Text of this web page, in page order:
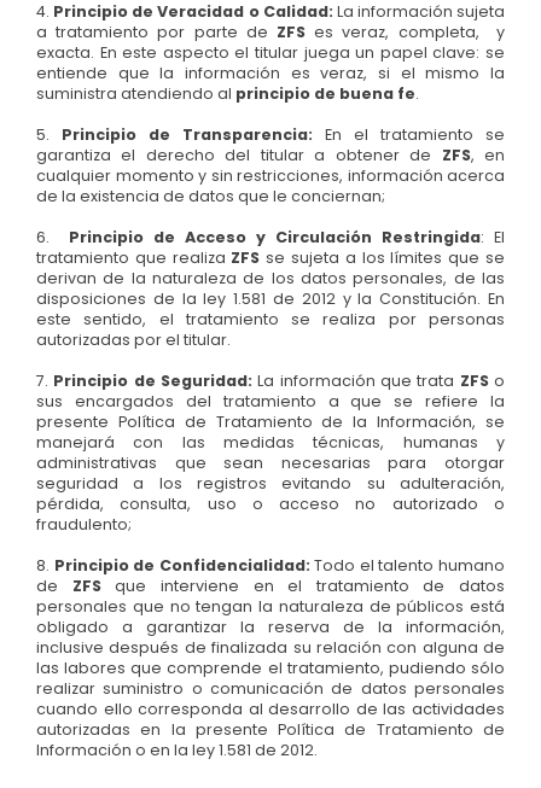
4. Principio de Veracidad o Calidad: La información sujeta
a tratamiento por parte de ZFS es veraz, completa, y
exacta. En este aspecto el titular juega un papel clave: se
entiende que la información es veraz, si el mismo la
suministra atendiendo al principio de buena fe.
5. Principio de Transparencia: En el tratamiento se
garantiza el derecho del titular a obtener de ZFS, en
cualquier momento y sin restricciones, información acerca
de la existencia de datos que le conciernan;
6. Principio de Acceso y Circulación Restringida: El
tratamiento que realiza ZFS se sujeta a los límites que se
derivan de la naturaleza de los datos personales, de las
disposiciones de la ley 1.581 de 2012 y la Constitución. En
este sentido, el tratamiento se realiza por personas
autorizadas por el titular.
7. Principio de Seguridad: La información que trata ZFSo
sus encargados del tratamiento a que se refiere la
presente Política de Tratamiento de la Información, se
manejará con las medidas técnicas, humanas y
administrativas que sean necesarias para otorgar
seguridad a los registros evitando su adulteración,
pérdida, consulta, uso o acceso no autorizado o
fraudulento;
8. Principio de Confidencialidad: Todo el talento humano
de ZFSque interviene en el tratamiento de datos
personales que no tengan la naturaleza de públicos está
obligado a garantizar la reserva de la información,
inclusive después de finalizada su relación con alguna de
las labores que comprende el tratamiento, pudiendo sólo
realizar suministro o comunicación de datos personales
cuando ello corresponda al desarrollo de las actividades
autorizadas en la presente Política de Tratamiento de
Información o en la ley 1.581 de 2012.